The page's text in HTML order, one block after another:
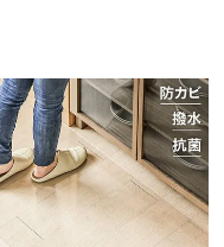
幅99cm
デンマー
ク デザイ
ン マルチ
チェスト
¥19,99
9